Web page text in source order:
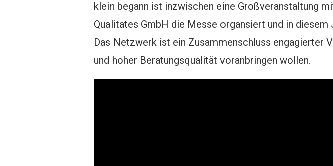
klein begann ist inzwischen eine Großveranstaltung
Qualitates GmbH die Messe organsiert und in
Das Netzwerk ist ein Zusammenschluss engagierter
und hoher Beratungsqualität voranbringen wollen.